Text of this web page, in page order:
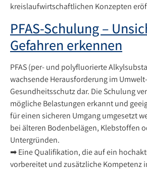
kreislaufwirtschaftlichen Konzepten
PFAS-Schulung –
Gefahren erkennen
PFAS (per- und polyfluorierte
wachsende Herausforderung im
Gesundheitsschutz dar. Die Schulung
mögliche Belastungen erkannt und
für einen sicheren Umgang umgesetzt
bei älteren Bodenbelägen, Klebstoffen
Untergründen.
➡ Eine Qualifikation, die auf ein
vorbereitet und zusätzliche Kompetenz